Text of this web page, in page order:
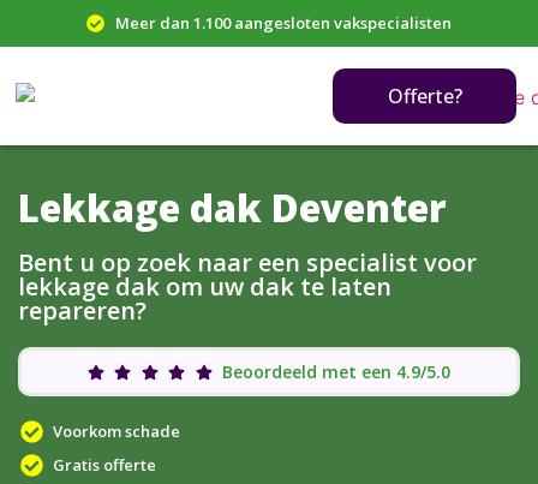
Meer dan 1.100 aangesloten vakspecialisten
Offerte?
Lekkage dak Deventer
Bent u op zoek naar een specialist voor
lekkage dak om uw dak te laten
repareren?
Beoordeeld met een 4.9/5.0
Voorkom schade
Gratis offerte